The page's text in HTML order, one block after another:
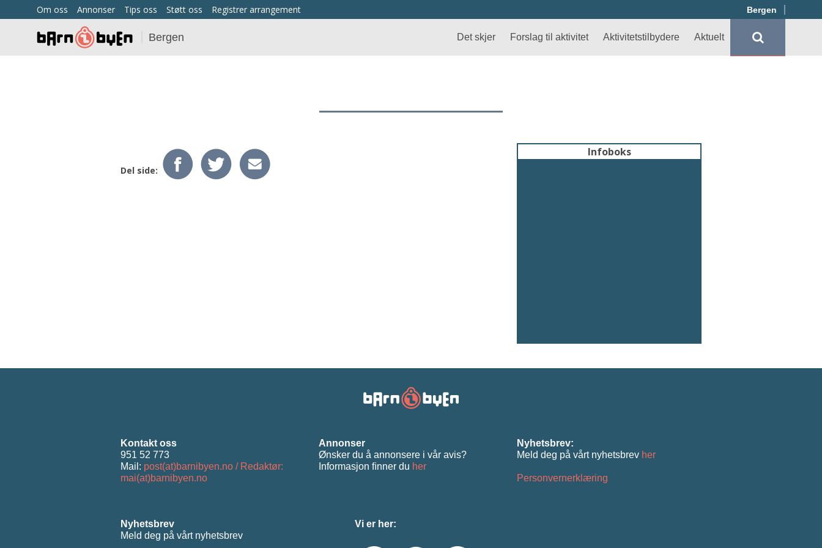
Om oss Annonser Tips oss Støtt oss Registrer arrangement Bergen
Bergen Det skjer Forslag til aktivitet Aktivitetstilbydere Aktuelt
Del side:
Infoboks
Kontakt oss
951 52 773
Mail: post(at)barnibyen.no / Redaktør:
mai(at)barnibyen.no
Annonser
Ønsker du å annonsere i vår avis?
Informasjon ﬁnner du her
Nyhetsbrev:
Meld deg på vårt nyhetsbrev her
Personvernerklæring
Nyhetsbrev
Meld deg på vårt nyhetsbrev
Vi er her: